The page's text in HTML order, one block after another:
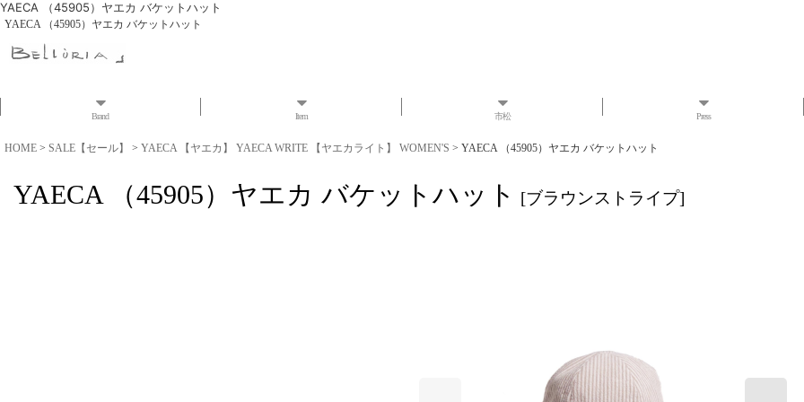
YAECA （45905）ヤエカ バケットハット
YAECA （45905）ヤエカ バケットハット
Brand Item 市松 Press
HOME > SALE【セール】 > YAECA 【ヤエカ】 YAECA WRITE 【ヤエカライト】 WOMEN'S > YAECA （45905）ヤエカ バケットハット
YAECA （45905）ヤエカ バケットハット [ブラウンストライプ]